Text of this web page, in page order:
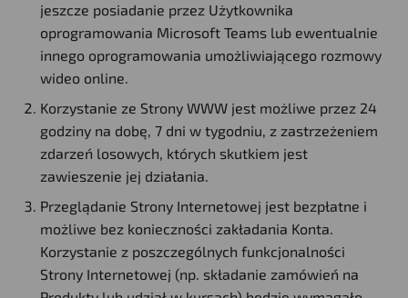
jeszcze posiadanie przez Użytkownika
oprogramowania Microsoft Teams lub ewentualnie
innego oprogramowania umożliwiającego rozmowy
wideo online.
Korzystanie ze Strony WWW jest możliwe przez 24
godziny na dobę, 7 dni w tygodniu, z zastrzeżeniem
zdarzeń losowych, których skutkiem jest
zawieszenie jej działania.
Przeglądanie Strony Internetowej jest bezpłatne i
możliwe bez konieczności zakładania Konta.
Korzystanie z poszczególnych funkcjonalności
Strony Internetowej (np. składanie zamówień na